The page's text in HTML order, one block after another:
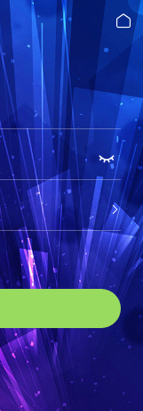


